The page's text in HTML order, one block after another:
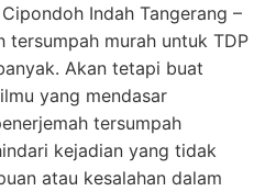
Indah Tangerang –
tersumpah murah untuk TDP
Akan tetapi buat
yang mendasar
tersumpah
kejadian yang tidak
atau kesalahan dalam